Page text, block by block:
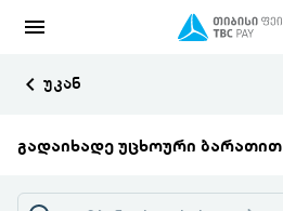
menu
keyboard_arrow_left უკან
გადაიხადე უცხოური ბარათით